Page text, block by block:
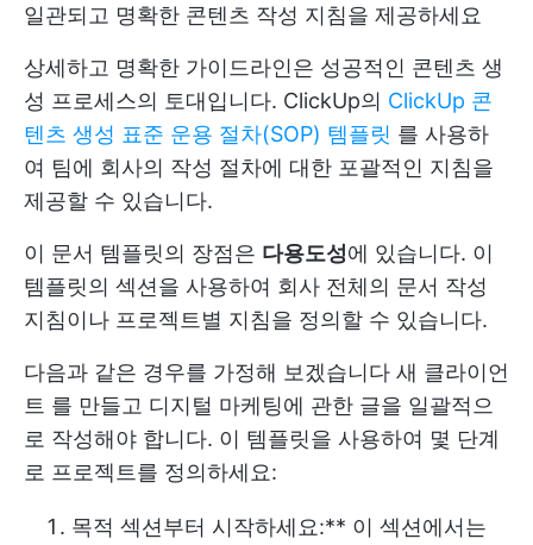
일관되고 명확한 콘텐츠 작성 지침을 제공하세요
상세하고 명확한 가이드라인은 성공적인 콘텐츠 생
성 프로세스의 토대입니다. ClickUp의 ClickUp 콘
텐츠 생성 표준 운용 절차(SOP) 템플릿 를 사용하
여 팀에 회사의 작성 절차에 대한 포괄적인 지침을
제공할 수 있습니다.
이 문서 템플릿의 장점은 다용도성에 있습니다. 이
템플릿의 섹션을 사용하여 회사 전체의 문서 작성
지침이나 프로젝트별 지침을 정의할 수 있습니다.
다음과 같은 경우를 가정해 보겠습니다 새 클라이언
트 를 만들고 디지털 마케팅에 관한 글을 일괄적으
로 작성해야 합니다. 이 템플릿을 사용하여 몇 단계
로 프로젝트를 정의하세요:
목적 섹션부터 시작하세요:** 이 섹션에서는